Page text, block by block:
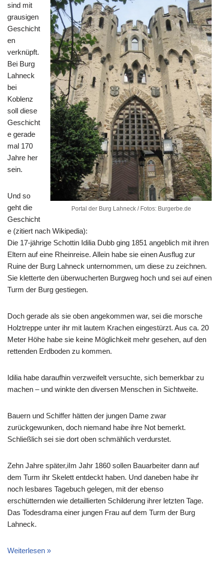
Portal der Burg Lahneck / Fotos: Burgerbe.de
sind mit
grausigen
Geschicht
en
verknüpft.
Bei Burg
Lahneck
bei
Koblenz
soll diese
Geschicht
e gerade
mal 170
Jahre her
sein.
Und so
geht die
Geschicht
e (zitiert nach Wikipedia):
Die 17-jährige Schottin Idilia Dubb ging 1851 angeblich mit ihren
Eltern auf eine Rheinreise. Allein habe sie einen Ausflug zur
Ruine der Burg Lahneck unternommen, um diese zu zeichnen.
Sie kletterte den überwucherten Burgweg hoch und sei auf einen
Turm der Burg gestiegen.
Doch gerade als sie oben angekommen war, sei die morsche
Holztreppe unter ihr mit lautem Krachen eingestürzt. Aus ca. 20
Meter Höhe habe sie keine Möglichkeit mehr gesehen, auf den
rettenden Erdboden zu kommen.
Idilia habe daraufhin verzweifelt versuchte, sich bemerkbar zu
machen – und winkte den diversen Menschen in Sichtweite.
Bauern und Schiffer hätten der jungen Dame zwar
zurückgewunken, doch niemand habe ihre Not bemerkt.
Schließlich sei sie dort oben schmählich verdurstet.
Zehn Jahre später,iIm Jahr 1860 sollen Bauarbeiter dann auf
dem Turm ihr Skelett entdeckt haben. Und daneben habe ihr
noch lesbares Tagebuch gelegen, mit der ebenso
erschütternden wie detaillierten Schilderung ihrer letzten Tage.
Das Todesdrama einer jungen Frau auf dem Turm der Burg
Lahneck.
Weiterlesen »